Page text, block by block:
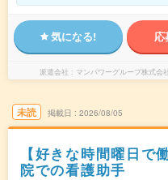
気になる! 応
派遣会社 マンパワーグループ株式
未読 掲載日 2026/08/05
【好きな時間曜日で
院での看護助手